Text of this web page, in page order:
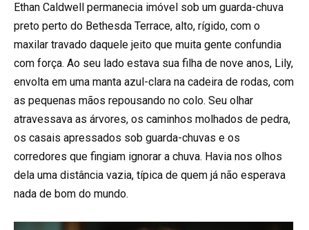
Ethan Caldwell permanecia imóvel sob um guarda-chuva
preto perto do Bethesda Terrace, alto, rígido, com o
maxilar travado daquele jeito que muita gente confundia
com força. Ao seu lado estava sua filha de nove anos, Lily,
envolta em uma manta azul-clara na cadeira de rodas, com
as pequenas mãos repousando no colo. Seu olhar
atravessava as árvores, os caminhos molhados de pedra,
os casais apressados sob guarda-chuvas e os
corredores que fingiam ignorar a chuva. Havia nos olhos
dela uma distância vazia, típica de quem já não esperava
nada de bom do mundo.